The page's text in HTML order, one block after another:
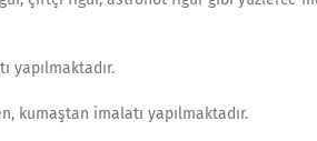
yapılmaktadır.
kumaştan imalatı yapılmaktadır.